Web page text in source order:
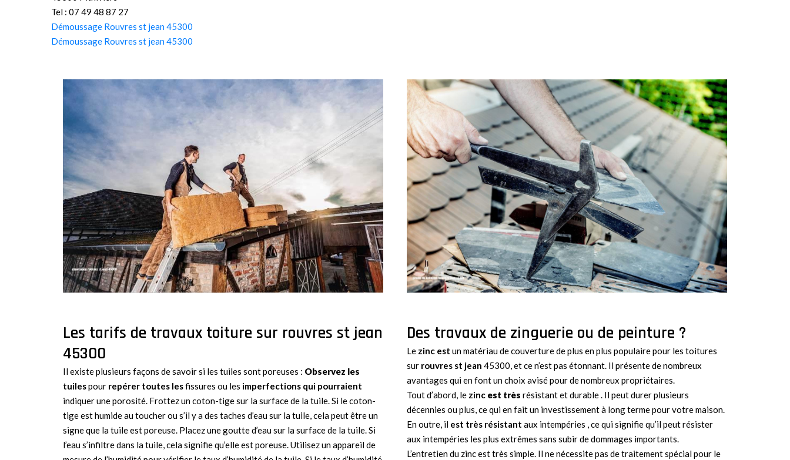
Tel : 07 49 48 87 27
Démoussage Rouvres st jean 45300
Démoussage Rouvres st jean 45300
Les tarifs de travaux toiture sur rouvres st jean
45300
Il existe plusieurs façons de savoir si les tuiles sont poreuses : Observez les
tuilespour repérer toutes lesfissures ou les imperfections qui pourraient
indiquer une porosité. Frottez un coton-tige sur la surface de la tuile. Si le coton-
tige est humide au toucher ou s’il y a des taches d’eau sur la tuile, cela peut être un
signe que la tuile est poreuse. Placez une goutte d’eau sur la surface de la tuile. Si
l’eau s’infiltre dans la tuile, cela signifie qu’elle est poreuse. Utilisez un appareil de
Des travaux de zinguerie ou de peinture ?
Le zinc est un matériau de couverture de plus en plus populaire pour les toitures
sur rouvres st jean 45300, et ce n’est pas étonnant. Il présente de nombreux
avantages qui en font un choix avisé pour de nombreux propriétaires.
Tout d’abord, le zinc est très résistant et durable . Il peut durer plusieurs
décennies ou plus, ce qui en fait un investissement à long terme pour votre maison.
En outre, il est très résistant aux intempéries , ce qui signifie qu’il peut résister
aux intempéries les plus extrêmes sans subir de dommages importants.
L’entretien du zinc est très simple. Il ne nécessite pas de traitement spécial pour le